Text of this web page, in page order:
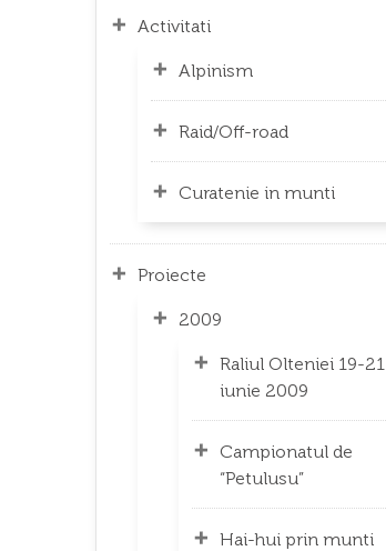
Activitati
Alpinism
Raid/Off-road
Curatenie in munti
Proiecte
2009
Raliul Olteniei 19-21
iunie 2009
Campionatul de
“Petulusu”
Hai-hui prin munti